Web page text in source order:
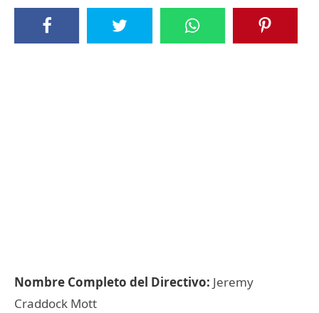
Nombre Completo del Directivo: Jeremy
Craddock Mott